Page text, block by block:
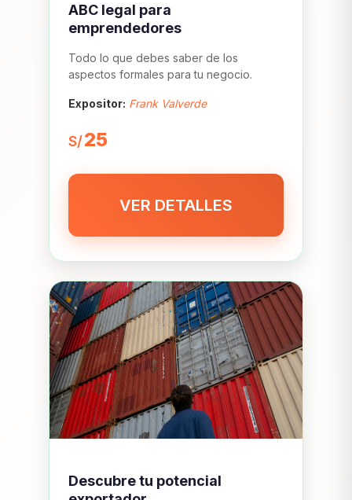
ABC legal para
emprendedores
Todo lo que debes saber de los
aspectos formales para tu negocio.
Expositor: Frank Valverde
S/25
VER DETALLES
Descubre tu potencial